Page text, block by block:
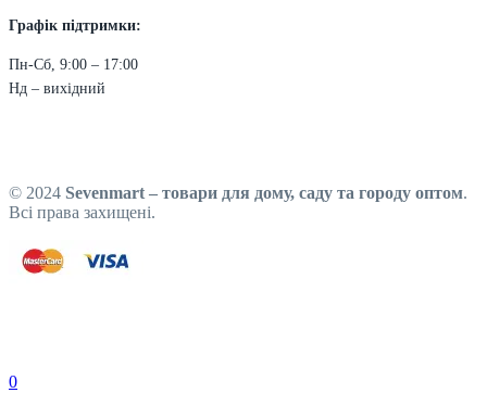
Графік підтримки:
Пн-Сб, 9:00 – 17:00
Нд – вихідний
© 2024 Sevenmart – товари для дому, саду та городу оптом.
Всі права захищені.
0